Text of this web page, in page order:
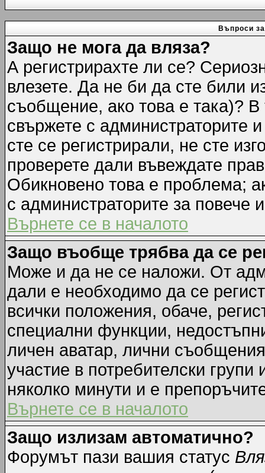
Въпроси
Защо не мога да вляза?
А регистрирахте ли се?
влезете. Да не би да сте били
съобщение, ако това е така)?
свържете с администраторите
сте се регистрирали, не сте
проверете дали въвеждате
Обикновено това е проблема;
с администраторите за повече
Върнете се в началото
Защо въобще трябва да се
Може и да не се наложи. От
дали е необходимо да се
всички положения, обаче,
специални функции,
личен аватар, лични
участие в потребителски
няколко минути и е
Върнете се в началото
Защо излизам автоматично?
Форумът пази вашия статус